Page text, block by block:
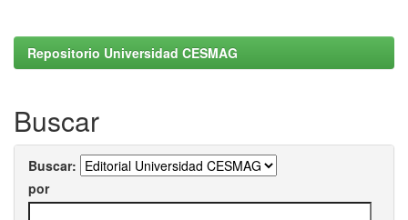
Repositorio Universidad CESMAG
Buscar
Buscar:
por